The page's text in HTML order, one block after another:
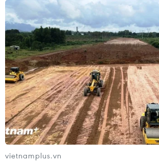
03/08/2026 11:31
Giải ngân vốn đầu tư công 7 tháng
đạt trên 425.000 tỷ đồng, tương
đương 42% kế hoạch
03/08/2026 10:44
Xem thêm
vietnamplus.vn